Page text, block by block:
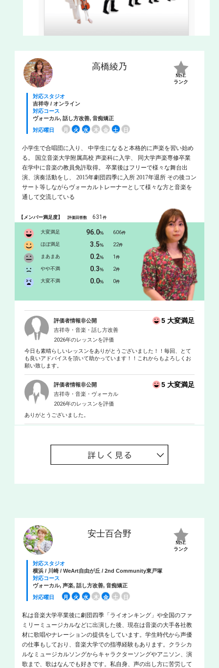
高橋綾乃
MSL
ランク
対応スタジオ
吉祥寺 / オンライン
対応コース
ヴォーカル, 話し方改善, 音痴矯正
対応曜日
月 火 水 木 金 土 日
小学生で合唱団に入り、 中学生になると本格的に声楽を習い始め
る。 国立音楽大学附属高校 声楽科に入学、 同大学声楽専修卒業
在学中に音楽の教員免許取得。 卒業後はフリーで様々な舞台出
演、演奏活動をし、 2015年劇団四季に入所 2017年退所 その後コン
サート等しながらヴォーカルトレーナーとして様々な方と音楽を
通して交流している
【メンバー満足度】評価回答数 631件
大変満足 96.0% 606件
ほぼ満足 3.5% 22件
まあまあ 0.2% 1件
やや不満 0.3% 2件
大変不満 0.0% 0件
評価者情報非公開 5 大変満足
吉祥寺・音楽・話し方改善
2026年のレッスンを評価
今日も素晴らしいレッスンをありがとうございました！！毎回、とて
も良いアドバイスを頂いて助かっています！！これからもよろしくお
願い致します。
評価者情報非公開 5 大変満足
吉祥寺・音楽・ヴォーカル
2026年のレッスンを評価
ありがとうございました。
安士百合野
MSL
ランク
対応スタジオ
横浜 / 川崎 / WeArt自由が丘 / 2nd Community東戸塚
対応コース
ヴォーカル, 声楽, 話し方改善, 音痴矯正
対応曜日
月 火 水 木 金 土 日
私は音楽大学卒業後に劇団四季「ライオンキング」や全国のファ
ミリーミュージカルなどに出演した後、現在は音楽の大手各社教
材に歌唱やナレーションの提供をしています。学生時代から声優
の仕事もしており、音楽大学での指導経験もあります。クラシカ
ルなミュージカルソングからキャラクターソングやアニソン、演
歌まで、歌はなんでも好きです。私自身、声の出し方に苦労して